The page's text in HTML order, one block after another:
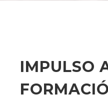
IMPULSO